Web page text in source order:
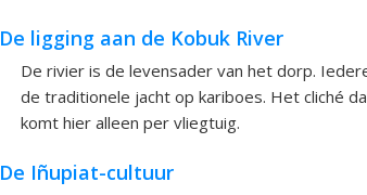
De ligging aan de Kobuk River
De rivier is de levensader van het dorp.
de traditionele jacht op kariboes. Het cliché
komt hier alleen per vliegtuig.
De Iñupiat-cultuur